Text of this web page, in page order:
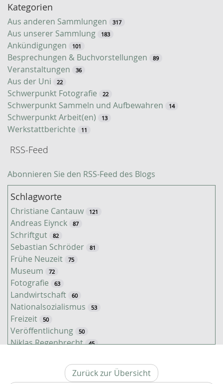
S
u
c
h
e
Kategorien
Aus anderen Sammlungen 317
Aus unserer Sammlung 183
Ankündigungen 101
Besprechungen & Buchvorstellungen 89
Veranstaltungen 36
Aus der Uni 22
Schwerpunkt Fotografie 22
Schwerpunkt Sammeln und Aufbewahren 14
Schwerpunkt Arbeit(en) 13
Werkstattberichte 11
RSS-Feed
Abonnieren Sie den RSS-Feed des Blogs
Schlagworte
Christiane Cantauw 121
Andreas Eiynck 87
Schriftgut 82
Sebastian Schröder 81
Frühe Neuzeit 75
Museum 72
Fotografie 63
Landwirtschaft 60
Nationalsozialismus 53
Freizeit 50
Veröffentlichung 50
Niklas Regenbrecht 45
Zurück zur Übersicht